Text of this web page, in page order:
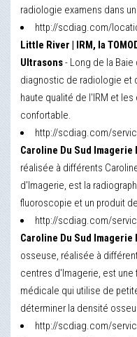
radiologie examens dans
http://scdiag.com/
Little River | IRM, la
Ultrasons- Long de la
diagnostic de radiologie et
haute qualité de l'IRM et
confortable.
http://scdiag.com/
Caroline Du Sud Imagerie
réalisée à différents
d'Imagerie, est la
fluoroscopie et un produit
http://scdiag.com/
Caroline Du Sud Imagerie
osseuse, réalisée à
centres d'Imagerie, est
médicale qui utilise de
déterminer la densité
http://scdiag.com/